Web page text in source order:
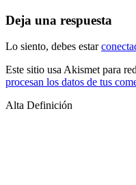
Deja una respuesta
Lo siento, debes estar
Este sitio usa Akismet para
procesan los datos de tus
Alta Definición